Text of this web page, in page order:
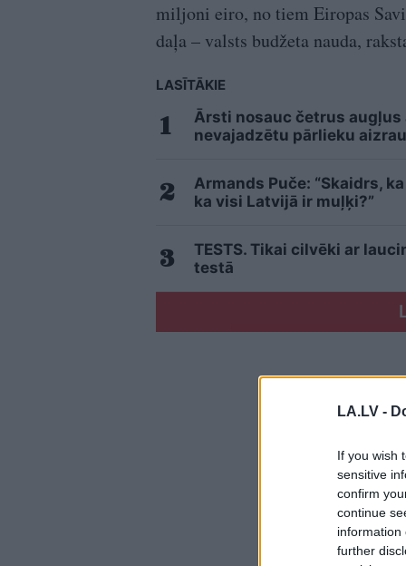
LA.LV -
If you wish
sensitive
confirm
continue
information
further
miljoni eiro, no tiem Eiropas
daļa – valsts budžeta nauda,
LASĪTĀKIE
Ārsti nosauc četrus augļus
nevajadzētu pārlieku
Armands Puče: “Skaidrs,
ka visi Latvijā ir muļķi?”
TESTS. Tikai cilvēki ar
testā